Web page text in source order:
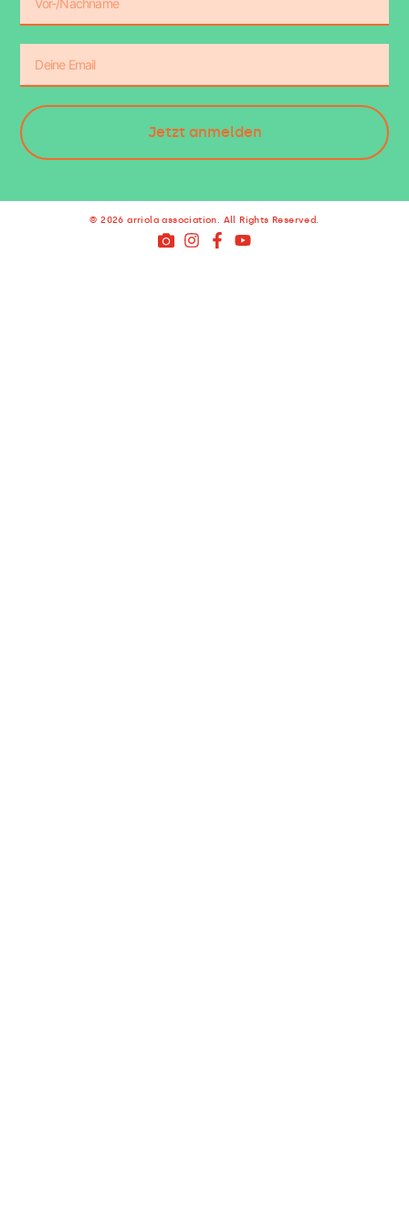
Jetzt anmelden
© 2026 arriola association. All Rights Reserved.